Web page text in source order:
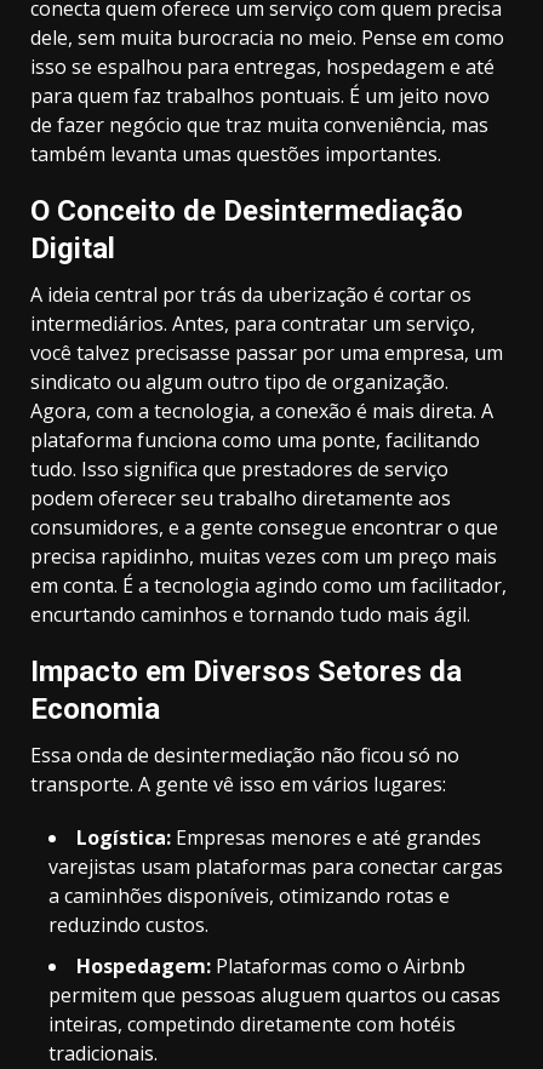
conecta quem oferece um serviço com quem precisa
dele, sem muita burocracia no meio. Pense em como
isso se espalhou para entregas, hospedagem e até
para quem faz trabalhos pontuais. É um jeito novo
de fazer negócio que traz muita conveniência, mas
também levanta umas questões importantes.
O Conceito de Desintermediação
Digital
A ideia central por trás da uberização é cortar os
intermediários. Antes, para contratar um serviço,
você talvez precisasse passar por uma empresa, um
sindicato ou algum outro tipo de organização.
Agora, com a tecnologia, a conexão é mais direta. A
plataforma funciona como uma ponte, facilitando
tudo. Isso significa que prestadores de serviço
podem oferecer seu trabalho diretamente aos
consumidores, e a gente consegue encontrar o que
precisa rapidinho, muitas vezes com um preço mais
em conta. É a tecnologia agindo como um facilitador,
encurtando caminhos e tornando tudo mais ágil.
Impacto em Diversos Setores da
Economia
Essa onda de desintermediação não ficou só no
transporte. A gente vê isso em vários lugares:
Logística: Empresas menores e até grandes
varejistas usam plataformas para conectar cargas
a caminhões disponíveis, otimizando rotas e
reduzindo custos.
Hospedagem: Plataformas como o Airbnb
permitem que pessoas aluguem quartos ou casas
inteiras, competindo diretamente com hotéis
tradicionais.